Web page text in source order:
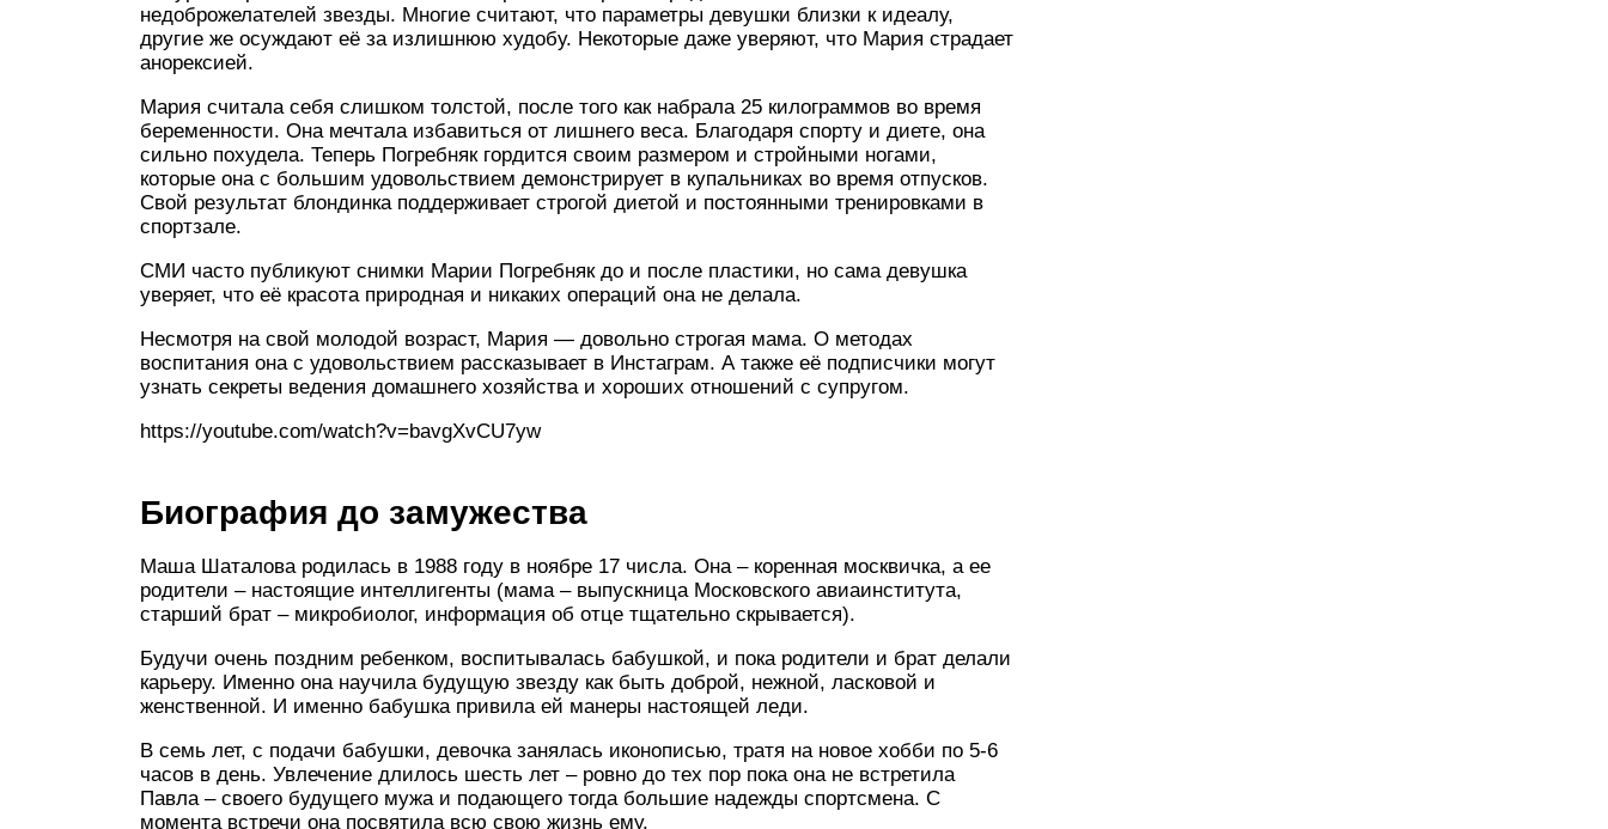
недоброжелателей звезды. Многие считают, что параметры девушки близки к идеалу,
другие же осуждают её за излишнюю худобу. Некоторые даже уверяют, что Мария страдает
анорексией.
Мария считала себя слишком толстой, после того как набрала 25 килограммов во время
беременности. Она мечтала избавиться от лишнего веса. Благодаря спорту и диете, она
сильно похудела. Теперь Погребняк гордится своим размером и стройными ногами,
которые она с большим удовольствием демонстрирует в купальниках во время отпусков.
Свой результат блондинка поддерживает строгой диетой и постоянными тренировками в
спортзале.
СМИ часто публикуют снимки Марии Погребняк до и после пластики, но сама девушка
уверяет, что её красота природная и никаких операций она не делала.
Несмотря на свой молодой возраст, Мария — довольно строгая мама. О методах
воспитания она с удовольствием рассказывает в Инстаграм. А также её подписчики могут
узнать секреты ведения домашнего хозяйства и хороших отношений с супругом.
https://youtube.com/watch?v=bavgXvCU7yw
Биография до замужества
Маша Шаталова родилась в 1988 году в ноябре 17 числа. Она – коренная москвичка, а ее
родители – настоящие интеллигенты (мама – выпускница Московского авиаинститута,
старший брат – микробиолог, информация об отце тщательно скрывается).
Будучи очень поздним ребенком, воспитывалась бабушкой, и пока родители и брат делали
карьеру. Именно она научила будущую звезду как быть доброй, нежной, ласковой и
женственной. И именно бабушка привила ей манеры настоящей леди.
В семь лет, с подачи бабушки, девочка занялась иконописью, тратя на новое хобби по 5-6
часов в день. Увлечение длилось шесть лет – ровно до тех пор пока она не встретила
Павла – своего будущего мужа и подающего тогда большие надежды спортсмена. С
момента встречи она посвятила всю свою жизнь ему.